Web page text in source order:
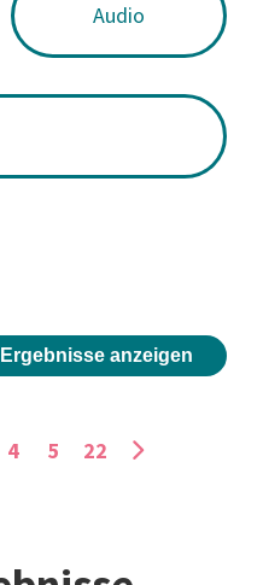
Audio
Ergebnisse anzeigen
4 5 22